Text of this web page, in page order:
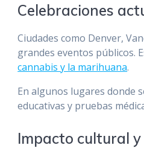
Celebraciones
Ciudades como Denver,
grandes eventos públicos.
cannabis y la marihuana.
En algunos lugares donde
educativas y pruebas
Impacto cultural